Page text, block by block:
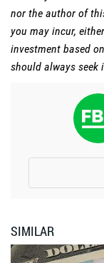
nor the author of
you may incur,
investment based
should always seek
SIMILAR